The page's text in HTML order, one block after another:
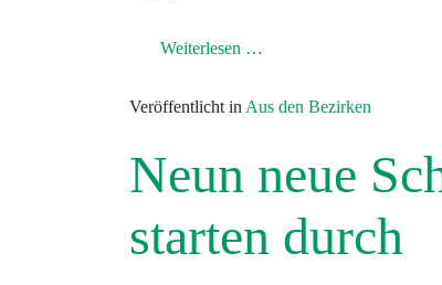
Weiterlesen …
Veröffentlicht in Aus den Bezirken
Neun neue
starten durch